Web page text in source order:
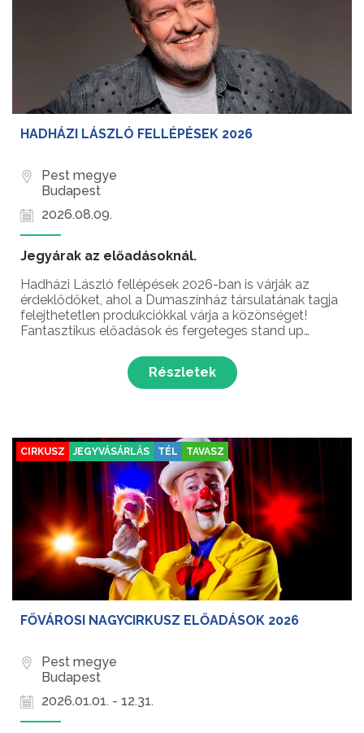
HADHÁZI LÁSZLÓ FELLÉPÉSEK 2026
Pest megye
Budapest
2026.08.09.
Jegyárak az előadásoknál.
Hadházi László fellépések 2026-ban is várják az
érdeklődőket, ahol a Dumaszínház társulatának tagja
felejthetetlen produkciókkal várja a közönséget!
Fantasztikus előadások és fergeteges stand up
magyar humorista fellépésein!...
Részletek
CIRKUSZ JEGYVÁSÁRLÁS TÉL TAVASZ
FŐVÁROSI NAGYCIRKUSZ ELŐADÁSOK 2026
Pest megye
Budapest
2026.01.01. - 12.31.